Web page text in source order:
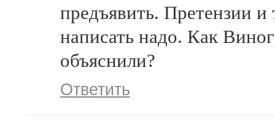
предъявить. Претензии
написать надо. Как
объяснили?
Ответить